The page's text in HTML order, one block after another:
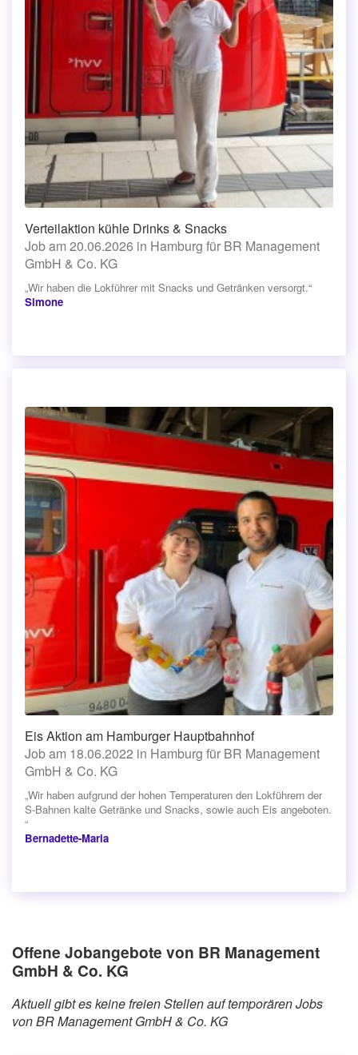
Verteilaktion kühle Drinks & Snacks
Job am 20.06.2026 in Hamburg für BR Management
GmbH & Co. KG
„Wir haben die Lokführer mit Snacks und Getränken versorgt.“
Simone
Eis Aktion am Hamburger Hauptbahnhof
Job am 18.06.2022 in Hamburg für BR Management
GmbH & Co. KG
„Wir haben aufgrund der hohen Temperaturen den Lokführern der
S-Bahnen kalte Getränke und Snacks, sowie auch Eis angeboten.
“
Bernadette-Maria
Offene Jobangebote von BR Management
GmbH & Co. KG
Aktuell gibt es keine freien Stellen auf temporären Jobs
von BR Management GmbH & Co. KG